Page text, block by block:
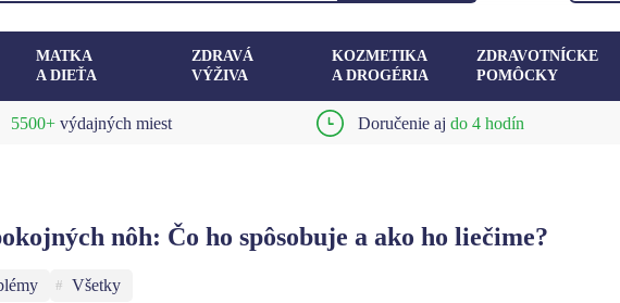
MATKA
A DIEŤA
ZDRAVÁ
VÝŽIVA
KOZMETIKA
A DROGÉRIA
ZDRAVOTNÍCKE
POMÔCKY
5500+výdajných miest Doručenie ajdo 4 hodín
nôh: Čo ho spôsobuje a ako ho liečime?
Všetky